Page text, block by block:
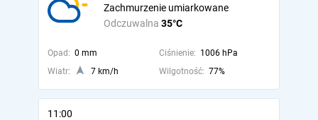
Odczuwalna 35°C
Zachmurzenie umiarkowane
Opad: 0 mm Ciśnienie: 1006 hPa
Wiatr:
7 km/h Wilgotność: 77%
11:00